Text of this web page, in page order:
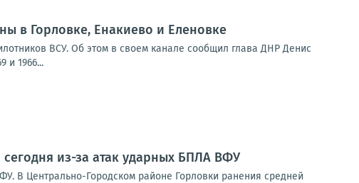
в Горловке, Енакиево и Еленовке
ВСУ. Об этом в своем канале сообщил глава ДНР Денис
и 1966...
из-за атак ударных БПЛА ВФУ
В Центрально-Городском районе Горловки ранения средней